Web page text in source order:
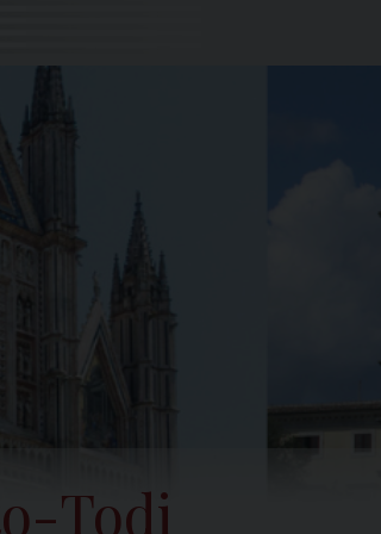
Todi